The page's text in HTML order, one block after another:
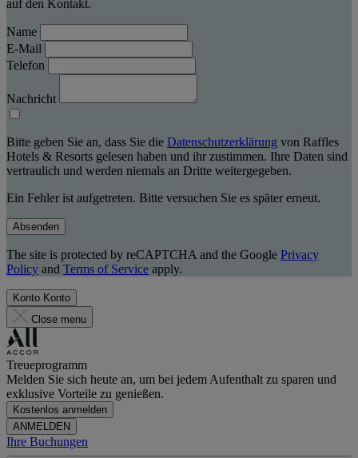
auf den Kontakt.
Name
E-Mail
Telefon
Nachricht
Bitte geben Sie an, dass Sie die Datenschutzerklärung von Raffles
Hotels & Resorts gelesen haben und ihr zustimmen. Ihre Daten sind
vertraulich und werden niemals an Dritte weitergegeben.
Ein Fehler ist aufgetreten. Bitte versuchen Sie es später erneut.
Absenden
The site is protected by reCAPTCHA and the Google Privacy
Policy and Terms of Service apply.
Konto Konto
Close menu
Treueprogramm
Melden Sie sich heute an, um bei jedem Aufenthalt zu sparen und
exklusive Vorteile zu genießen.
Kostenlos anmelden
ANMELDEN
Ihre Buchungen